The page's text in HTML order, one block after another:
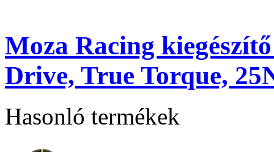
Moza Racing
Drive, True Torque,
Hasonló termékek